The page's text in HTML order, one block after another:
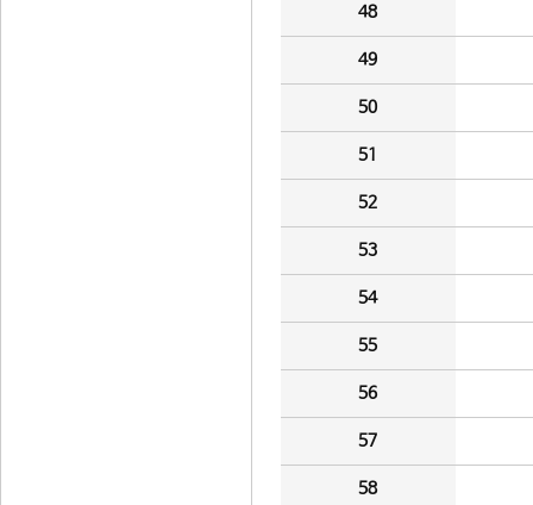
48
49
50
51
52
53
54
55
56
57
58